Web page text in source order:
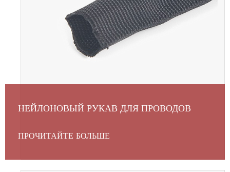
НЕЙЛОНОВЫЙ РУКАВ ДЛЯ ПРОВОДОВ
ПРОЧИТАЙТЕ БОЛЬШЕ